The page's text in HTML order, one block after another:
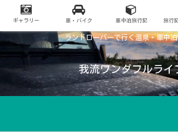
ランドローバーで行く温泉・車中
我流ワンダフルライ
ギャラリー 車・バイク 車中泊旅行記
旅行